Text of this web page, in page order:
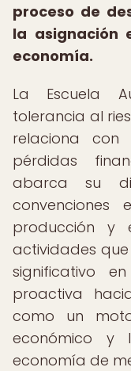
proceso de
la asignación
economía.
La Escuela
tolerancia al
relaciona con
pérdidas
abarca su
convenciones
producción y
actividades
significativo
proactiva
como un
económico y
economía de